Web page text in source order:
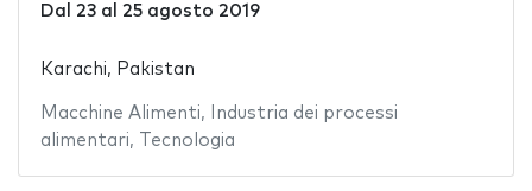
Dal 23al 25 agosto 2019
Karachi, Pakistan
Macchine Alimenti,
Industria dei processi
alimentari, Tecnologia